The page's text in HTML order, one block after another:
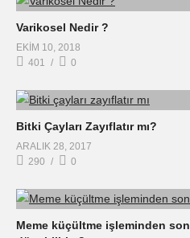
Varikosel Nedir ?
EKIM 10, 2018
401
0
Bitki Çayları Zayıflatır mı?
ARALIK 28, 2017
290
0
Meme küçültme işleminden